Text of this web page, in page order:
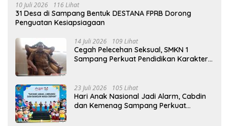
10 Juli 2026 116 Lihat
31 Desa di Sampang Bentuk DESTANA FPRB Dorong
Penguatan Kesiapsiagaan
14 Juli 2026 109 Lihat
Cegah Pelecehan Seksual, SMKN 1
Sampang Perkuat Pendidikan Karakter
23 Juli 2026 105 Lihat
Hari Anak Nasional Jadi Alarm, Cabdin
dan Kemenag Sampang Perkuat